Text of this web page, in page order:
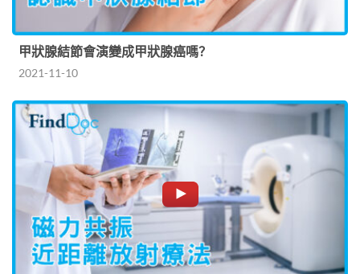
甲狀腺結節會演變成甲狀腺癌嗎？
2021-11-10